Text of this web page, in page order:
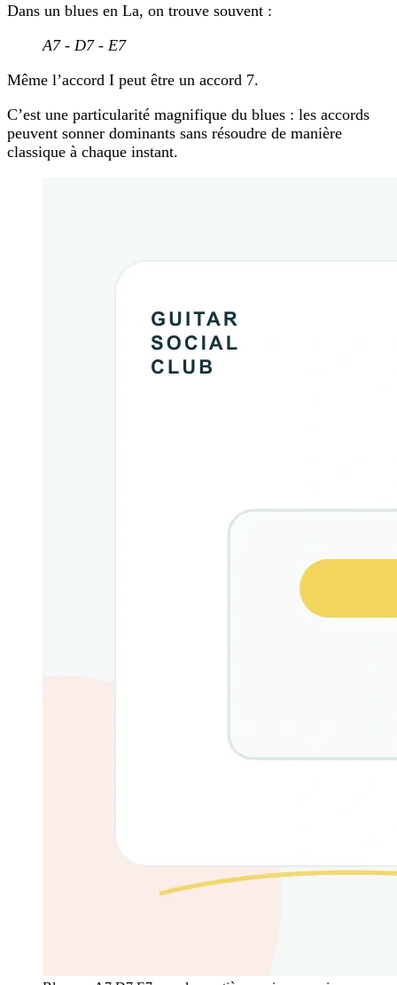
Dans un blues en La, on trouve souvent :
A7 - D7 - E7
Même l’accord I peut être un accord 7.
C’est une particularité magnifique du blues : les accords
peuvent sonner dominants sans résoudre de manière
classique à chaque instant.